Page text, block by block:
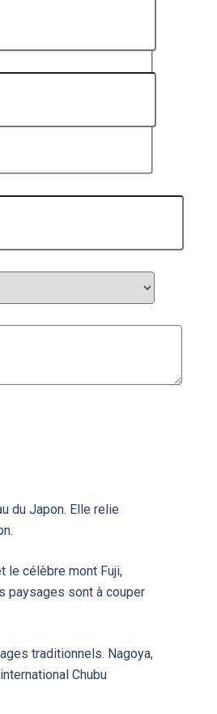
du Japon. Elle relie
le célèbre mont Fuji,
paysages sont à couper
traditionnels. Nagoya,
Chubu